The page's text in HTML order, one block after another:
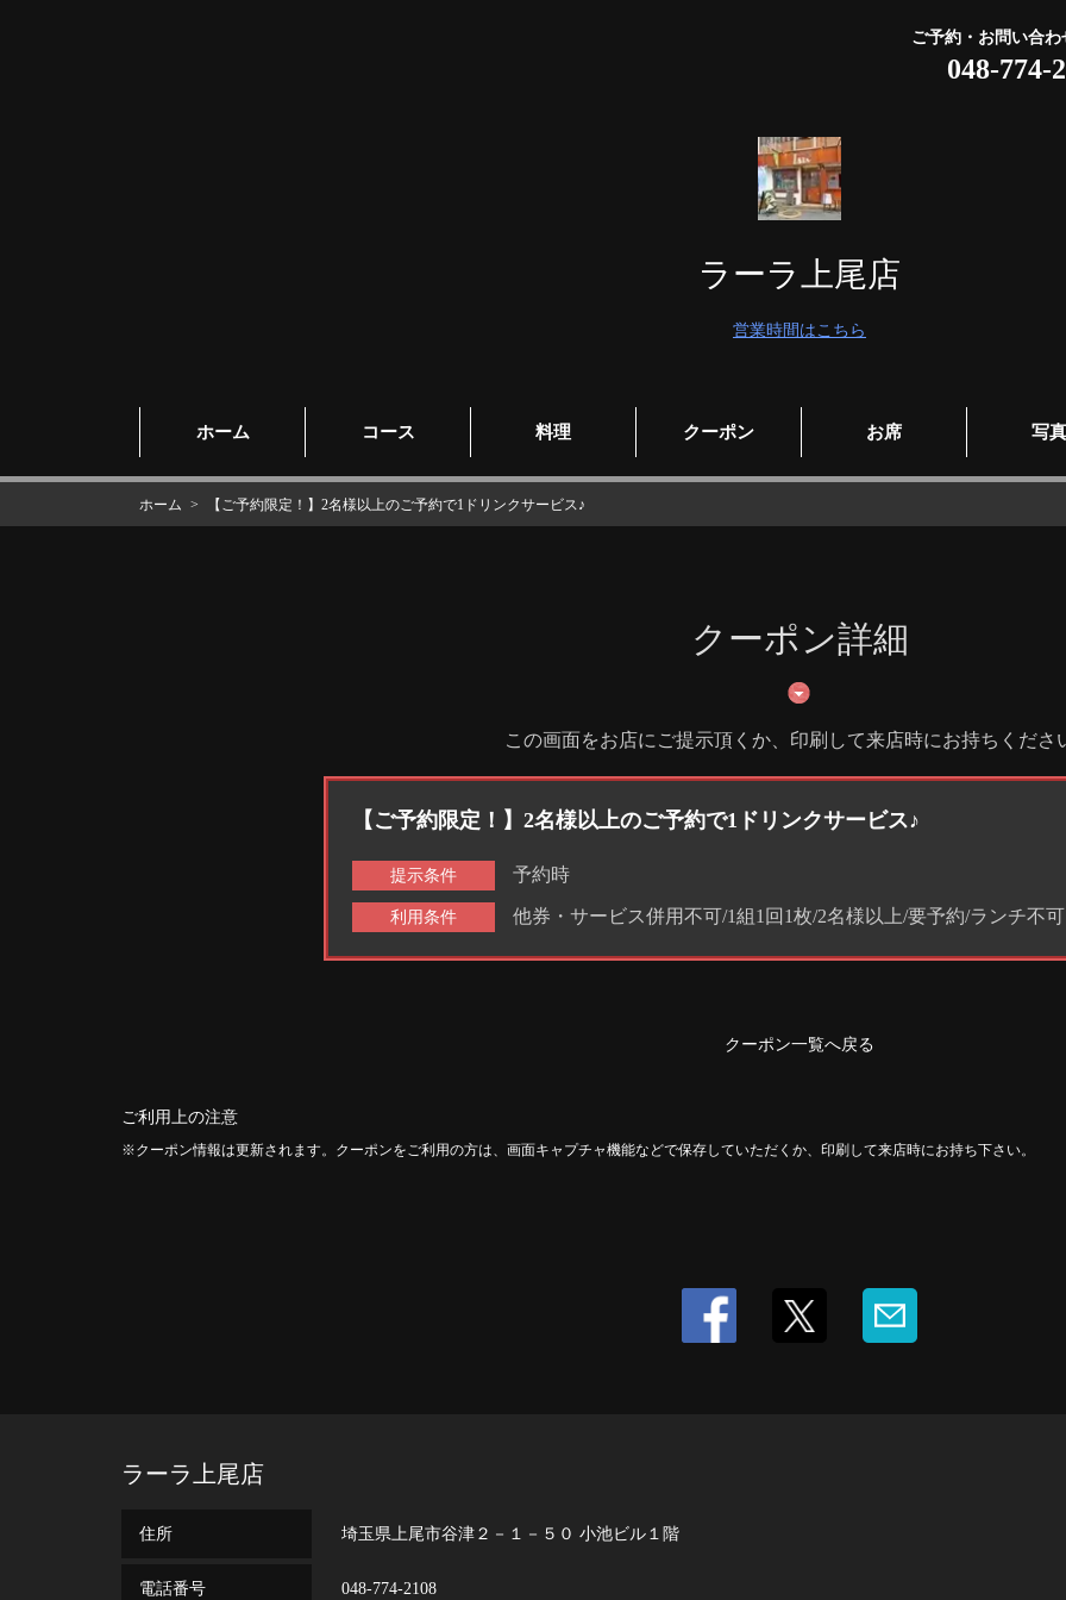
ご予約・お問い合
048-774-
ラーラ上尾店
営業時間はこちら
ホーム コース 料理 クーポン お席 写真
ホーム 【ご予約限定！】2名様以上のご予約で1ドリンクサービス♪
クーポン詳細
この画面をお店にご提示頂くか、印刷して来店時にお持ちくださ
【ご予約限定！】2名様以上のご予約で1ドリンクサービス♪
提示条件 予約時
利用条件 他券・サービス併用不可/1組1回1枚/2名様以上/要予約/ランチ不可
クーポン一覧へ戻る
ご利用上の注意
クーポン情報は更新されます。クーポンをご利用の方は、画面キャプチャ機能などで保存していただくか、印刷して来店時にお持ち下さい。
ラーラ上尾店
住所 埼玉県上尾市谷津２－１－５０ 小池ビル１階
電話番号 048-774-2108